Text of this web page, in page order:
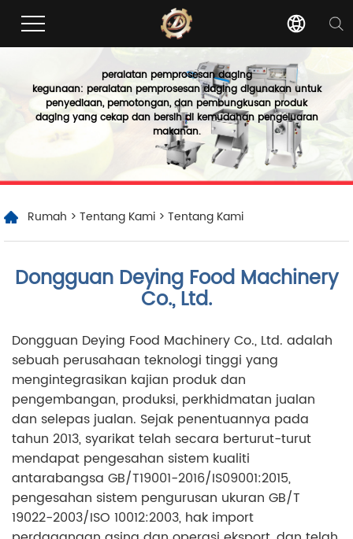
peralatan pemprosesan daging
kegunaan: peralatan pemprosesan daging digunakan untuk
penyediaan, pemotongan, dan pembungkusan produk
daging yang cekap dan bersih di kemudahan pengeluaran
makanan.
Rumah > Tentang Kami > Tentang Kami
Dongguan Deying Food Machinery
Co., Ltd.
Dongguan Deying Food Machinery Co., Ltd. adalah
sebuah perusahaan teknologi tinggi yang
mengintegrasikan kajian produkdan
pengembangan, produksi, perkhidmatan jualan
dan selepas jualan. Sejak penentuannya pada
tahun 2013, syarikat telah secara berturut-turut
mendapat pengesahan sistem kualiti
antarabangsa GB/T19001-2016/IS09001:2015,
pengesahan sistem pengurusan ukuran GB/T
19022-2003/ISO 10012:2003, hak import